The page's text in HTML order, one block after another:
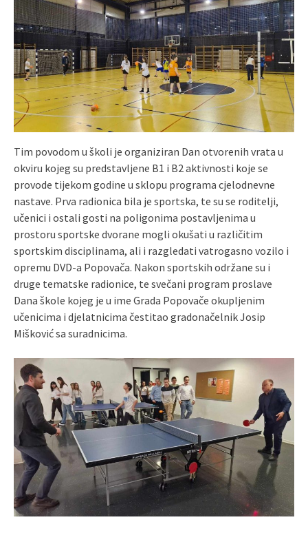
Tim povodom u školi je organiziran Dan otvorenih vrata u
okviru kojeg su predstavljene B1 i B2 aktivnosti koje se
provode tijekom godine u sklopu programa cjelodnevne
nastave. Prva radionica bila je sportska, te su se roditelji,
učenici i ostali gosti na poligonima postavljenima u
prostoru sportske dvorane mogli okušati u različitim
sportskim disciplinama, ali i razgledati vatrogasno vozilo i
opremu DVD-a Popovača. Nakon sportskih održane su i
druge tematske radionice, te svečani program proslave
Dana škole kojeg je u ime Grada Popovače okupljenim
učenicima i djelatnicima čestitao gradonačelnik Josip
Mišković sa suradnicima.